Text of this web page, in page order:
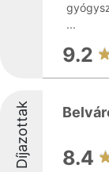
...
9.2
Díjazottak 8.4